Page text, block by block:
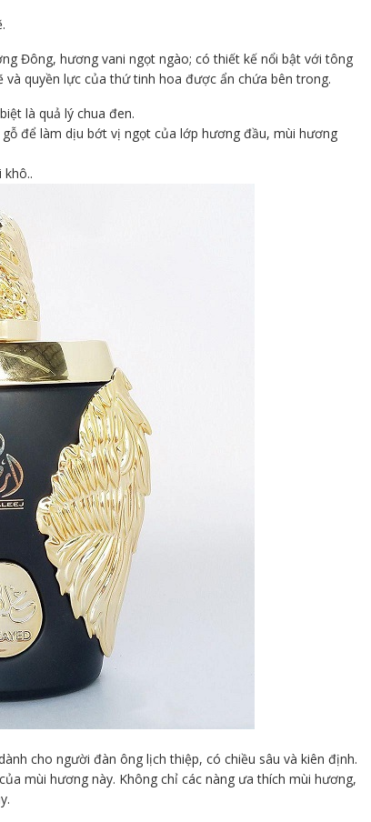
Đông, hương vani ngọt ngào; có thiết kế nổi bật với tông
quyền lực của thứ tinh hoa được ẩn chứa bên trong.
là quả lý chua đen.
để làm dịu bớt vị ngọt của lớp hương đầu, mùi hương
khô..
cho người đàn ông lịch thiệp, có chiều sâu và kiên định.
mùi hương này. Không chỉ các nàng ưa thích mùi hương,